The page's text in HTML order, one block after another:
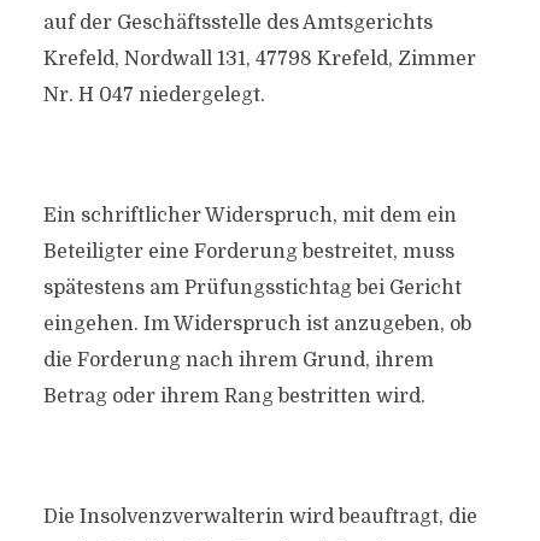
auf der Geschäftsstelle des Amtsgerichts
Krefeld, Nordwall 131, 47798 Krefeld, Zimmer
Nr. H 047 niedergelegt.
Ein schriftlicher Widerspruch, mit dem ein
Beteiligter eine Forderung bestreitet, muss
spätestens am Prüfungsstichtag bei Gericht
eingehen. Im Widerspruch ist anzugeben, ob
die Forderung nach ihrem Grund, ihrem
Betrag oder ihrem Rang bestritten wird.
Die Insolvenzverwalterin wird beauftragt, die